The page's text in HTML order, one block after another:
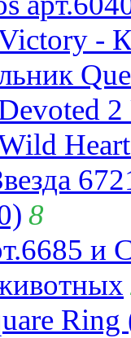
-
8
и
Ring